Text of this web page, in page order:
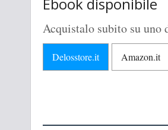
Ebook disponibile
Acquistalo subito su uno
Delosstore.it Amazon.it